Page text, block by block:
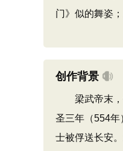
门》似的舞姿
创作背景
梁武帝末，
圣三年（554年
士被俘送长安